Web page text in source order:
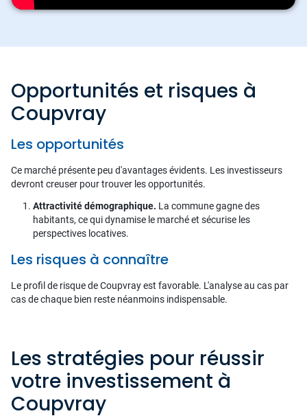
Opportunités et risques à
Coupvray
Les opportunités
Ce marché présente peu d'avantages évidents. Les investisseurs
devront creuser pour trouver les opportunités.
Attractivité démographique. La commune gagne des
habitants, ce qui dynamise le marché et sécurise les
perspectives locatives.
Les risques à connaître
Le profil de risque de Coupvray est favorable. L'analyse au cas par
cas de chaque bien reste néanmoins indispensable.
Les stratégies pour réussir
votre investissement à
Coupvray